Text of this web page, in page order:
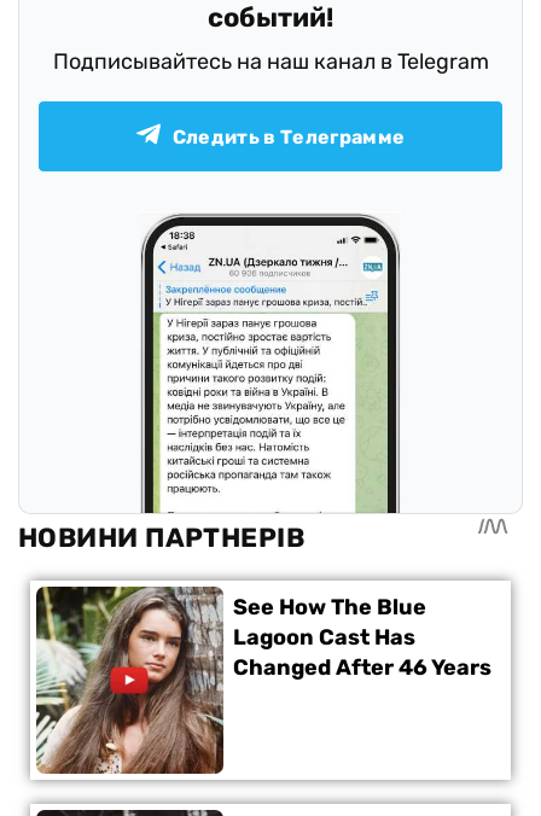
событий!
Подписывайтесь на наш канал в Telegram
Следить в Телеграмме